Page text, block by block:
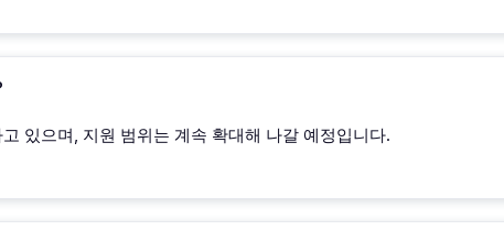
있으며, 지원 범위는 계속 확대해 나갈 예정입니다.